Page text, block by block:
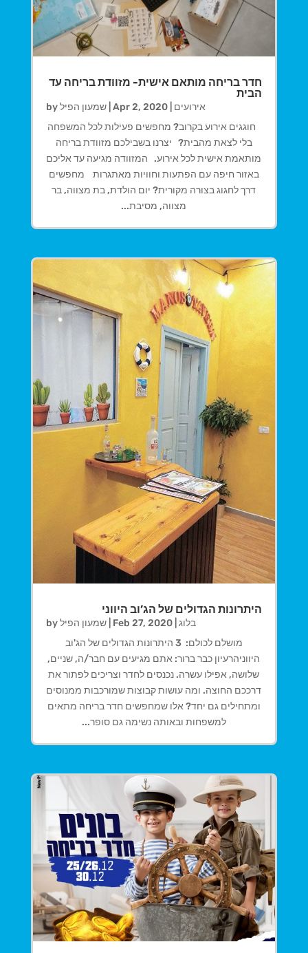
חדר בריחה מותאם אישית- מזוודת בריחה עד
הבית
byשמעון הפיל| Apr 2, 2020| אירועים
חוגגים אירוע בקרוב? מחפשים פעילות לכל המשפחה
בלי לצאת מהבית? יצרנו בשבילכם מזוודת בריחה
מותאמת אישית לכל אירוע. המזוודה מגיעה עד אליכם
באזור חיפה עם הפתעות וחוויות מאתגרות מחפשים
דרך לחגוג בצורה מקורית? יום הולדת, בת מצווה, בר
מצווה, מסיבת...
היתרונות הגדולים של הג’וב היווני
byשמעון הפיל| Feb 27, 2020| בלוג
מושלם לכולם: 3 היתרונות הגדולים של הג'וב
היווניהרעיון כבר ברור: אתם מגיעים עם חבר/ה, שניים,
שלושה, אפילו עשרה. נכנסים לחדר וצריכים לפתור את
דרככם החוצה. ומה עושות קבוצות שמורכבות ממנוסים
ומתחילים גם יחד? אלו שמחפשים חדר בריחה מתאים
למשפחות ובאותה נשימה גם סופר...